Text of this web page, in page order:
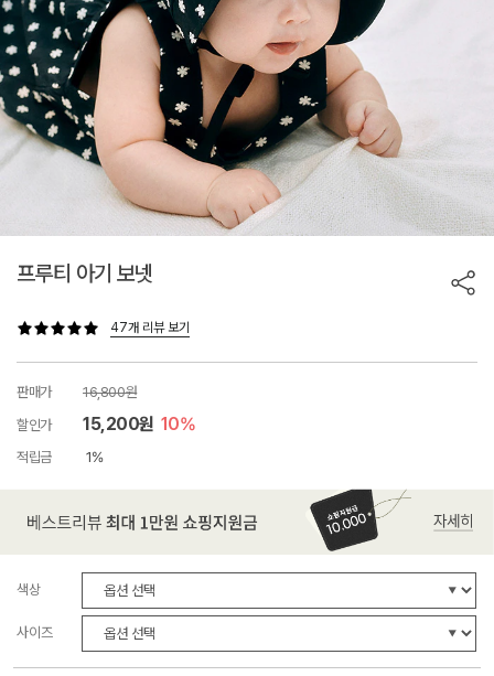
프루티 아기 보넷
47개 리뷰 보기
판매가
16,800원
할인가
15,200원 10%
적립금 1%
색상
사이즈